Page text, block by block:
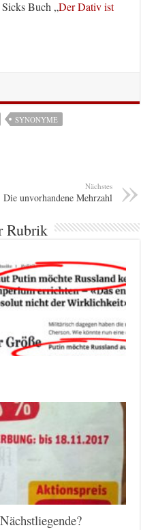
Buch „Der Dativ ist
SYNONYME
Nächstes
Die unvorhandene Mehrzahl
Rubrik